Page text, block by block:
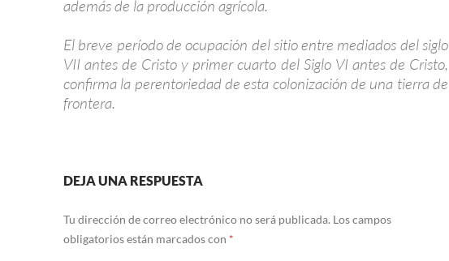
además de la producción agrícola.
El breve período de ocupación del sitio entre mediados del siglo
VII antes de Cristo y primer cuarto del Siglo VI antes de Cristo,
confirma la perentoriedad de esta colonización de una tierra de
frontera.
DEJA UNA RESPUESTA
Tu dirección de correo electrónico no será publicada. Los campos
obligatorios están marcados con *